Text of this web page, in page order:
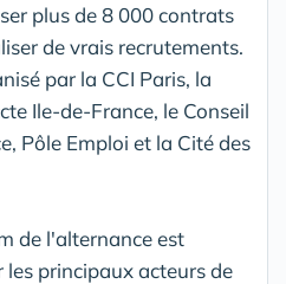
plus de 8 000 contrats
de vrais recrutements.
par la CCI Paris, la
Ile-de-France, le Conseil
Pôle Emploi et la Cité des
de l'alternance est
principaux acteurs de